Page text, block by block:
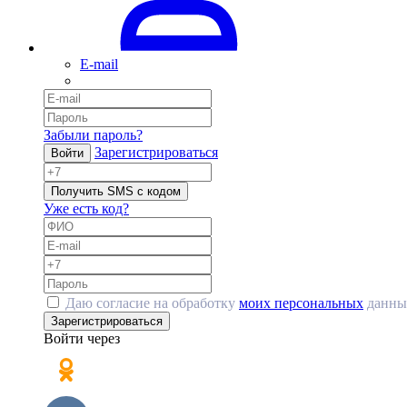
E-mail
Забыли пароль?
Войти Зарегистрироваться
Получить SMS с кодом
Уже есть код?
Даю согласие на обработку моих персональных
Зарегистрироваться
Войти через